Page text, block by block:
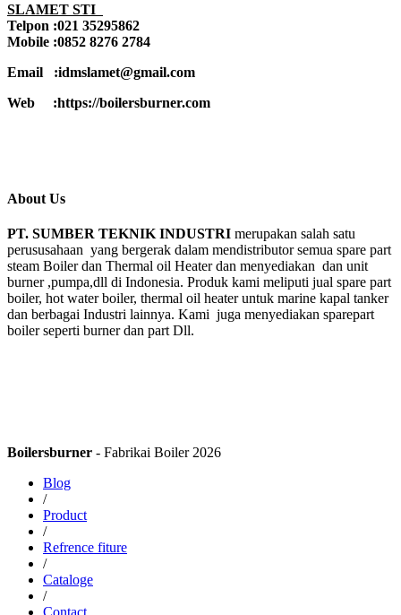
SLAMET STI
Telpon :021 35295862
Mobile :0852 8276 2784
Email :idmslamet@gmail.com
Web :https://boilersburner.com
About Us
PT. SUMBER TEKNIK INDUSTRI merupakan salah satu
perususahaan yang bergerak dalam mendistributor semua spare part
steam Boiler dan Thermal oil Heater dan menyediakan dan unit
burner ,pumpa,dll di Indonesia. Produk kami meliputi jual spare part
boiler, hot water boiler, thermal oil heater untuk marine kapal tanker
dan berbagai Industri lainnya. Kami juga menyediakan sparepart
boiler seperti burner dan part Dll.
Boilersburner - Fabrikai Boiler 2026
Blog
/
Product
/
Refrence fiture
/
Cataloge
/